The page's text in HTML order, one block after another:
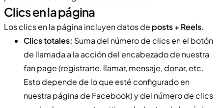
Clics en la página
Los clics en la página incluyen datos de posts + Reels.
Clics totales: Suma del número de clics en el botón
de llamada a la acción del encabezado de nuestra
fan page (registrarte, llamar, mensaje, donar, etc.
Esto depende de lo que esté configurado en
nuestra página de Facebook) y del número de clics